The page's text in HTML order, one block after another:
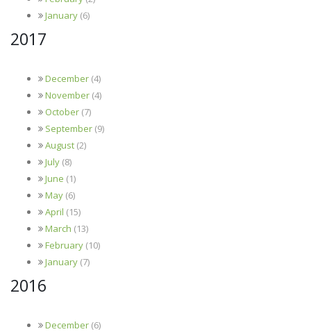
January (6)
2017
December (4)
November (4)
October (7)
September (9)
August (2)
July (8)
June (1)
May (6)
April (15)
March (13)
February (10)
January (7)
2016
December (6)